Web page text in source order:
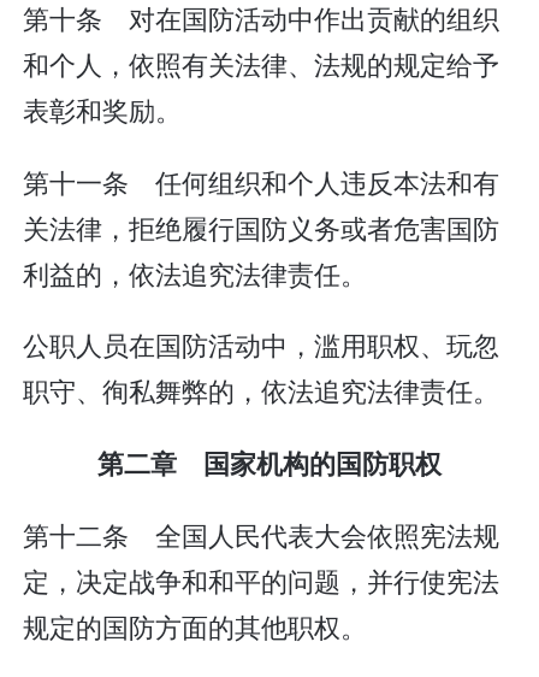
第十条 对在国防活动中作出贡献的组织
和个人，依照有关法律、法规的规定给予
表彰和奖励。
第十一条 任何组织和个人违反本法和有
关法律，拒绝履行国防义务或者危害国防
利益的，依法追究法律责任。
公职人员在国防活动中，滥用职权、玩忽
职守、徇私舞弊的，依法追究法律责任。
第二章 国家机构的国防职权
第十二条 全国人民代表大会依照宪法规
定，决定战争和和平的问题，并行使宪法
规定的国防方面的其他职权。